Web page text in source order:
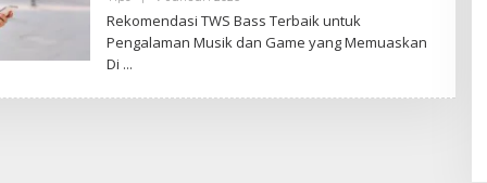
E
H
Rekomendasi TWS Bass Terbaik untuk
Pengalaman Musik dan Game yang Memuaskan
Di